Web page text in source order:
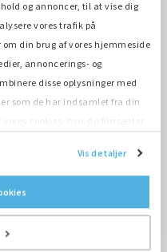
og annoncer, til at vise dig
vores trafik på
din brug af vores hjemmeside
annoncerings- og
disse oplysninger med
som de har indsamlet fra din
Vis detaljer
nye